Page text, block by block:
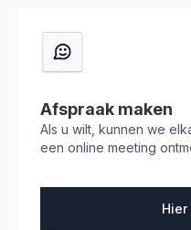
Afspraak maken
Als u wilt, kunnen we
een online meeting